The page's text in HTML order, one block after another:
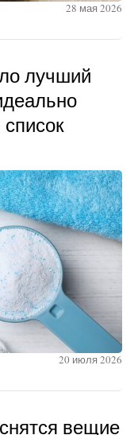
28 мая 2026
лучший
20 июля 2026
вещие